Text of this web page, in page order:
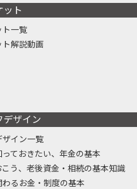
ット
ト一覧
ト解説動画
デザイン
ザイン一覧
っておきたい、年金の基本
こう、老後資金・相続の基本知識
るお金・制度の基本